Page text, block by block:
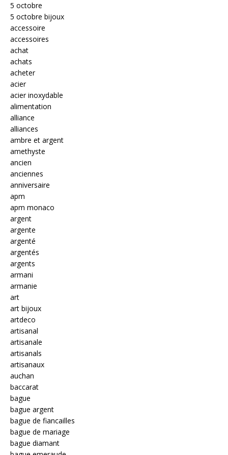
5 octobre
5 octobre bijoux
accessoire
accessoires
achat
achats
acheter
acier
acier inoxydable
alimentation
alliance
alliances
ambre et argent
amethyste
ancien
anciennes
anniversaire
apm
apm monaco
argent
argente
argenté
argentés
argents
armani
armanie
art
art bijoux
artdeco
artisanal
artisanale
artisanals
artisanaux
auchan
baccarat
bague
bague argent
bague de fiancailles
bague de mariage
bague diamant